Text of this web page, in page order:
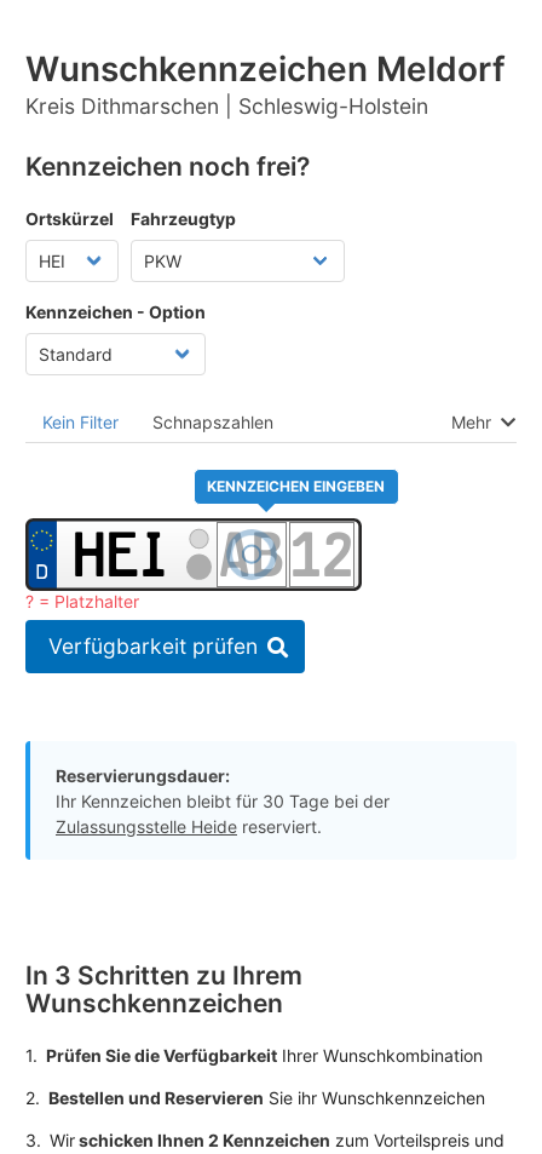
Wunschkennzeichen Meldorf
Kreis Dithmarschen | Schleswig-Holstein
Kennzeichen noch frei?
Ortskürzel Fahrzeugtyp
Kennzeichen - Option
Kein Filter Schnapszahlen Mehr
KENNZEICHEN EINGEBEN
? = Platzhalter
Verfügbarkeit prüfen
Reservierungsdauer:
Ihr Kennzeichen bleibt für 30 Tage bei der
Zulassungsstelle Heide reserviert.
In 3 Schritten zu Ihrem
Wunschkennzeichen
1. Prüfen Sie die Verfügbarkeit Ihrer Wunschkombination
2. Bestellen und Reservieren Sie ihr Wunschkennzeichen
3. Wirschicken Ihnen 2 Kennzeichen zum Vorteilspreis und